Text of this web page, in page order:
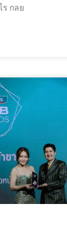
ร กลย